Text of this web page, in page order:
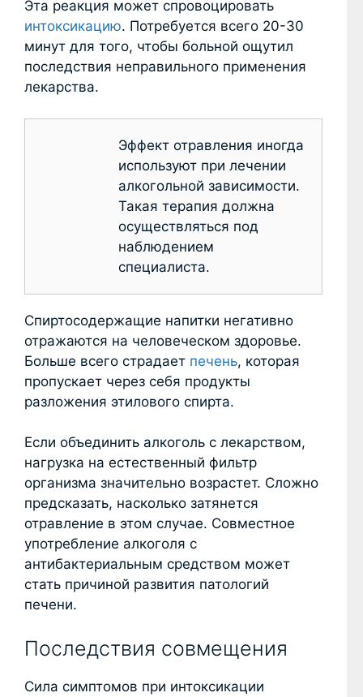
Эта реакция может спровоцировать
интоксикацию. Потребуется всего 20-30
минут для того, чтобы больной ощутил
последствия неправильного применения
лекарства.
Эффект отравления иногда
используют при лечении
алкогольной зависимости.
Такая терапия должна
осуществляться под
наблюдением
специалиста.
Спиртосодержащие напитки негативно
отражаются на человеческом здоровье.
Больше всего страдает печень, которая
пропускает через себя продукты
разложения этилового спирта.
Если объединить алкоголь с лекарством,
нагрузка на естественный фильтр
организма значительно возрастет. Сложно
предсказать, насколько затянется
отравление в этом случае. Совместное
употребление алкоголя с
антибактериальным средством может
стать причиной развития патологий
печени.
Последствия совмещения
Сила симптомов при интоксикации